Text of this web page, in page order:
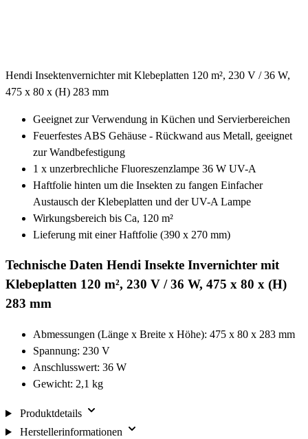
Hendi Insektenvernichter mit Klebeplatten 120 m², 230 V / 36 W,
475 x 80 x (H) 283 mm
Geeignet zur Verwendung in Küchen und Servierbereichen
Feuerfestes ABS Gehäuse - Rückwand aus Metall, geeignet
zur Wandbefestigung
1 x unzerbrechliche Fluoreszenzlampe 36 W UV-A
Haftfolie hinten um die Insekten zu fangen Einfacher
Austausch der Klebeplatten und der UV-A Lampe
Wirkungsbereich bis Ca, 120 m²
Lieferung mit einer Haftfolie (390 x 270 mm)
Technische Daten Hendi Insekte Invernichter mit
Klebeplatten 120 m², 230 V / 36 W, 475 x 80 x (H)
283 mm
Abmessungen (Länge x Breite x Höhe): 475 x 80 x 283 mm
Spannung: 230 V
Anschlusswert: 36 W
Gewicht: 2,1 kg
Produktdetails
Herstellerinformationen